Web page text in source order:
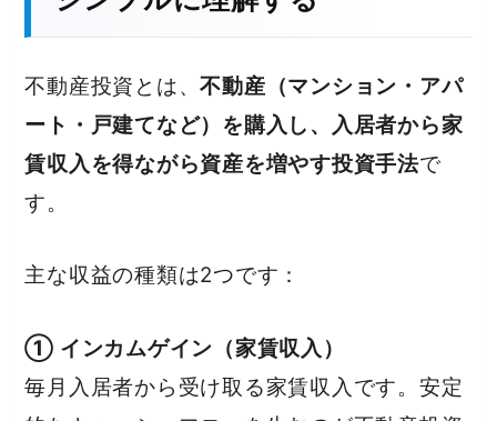
不動産投資とは、不動産（マンション・アパ
ート・戸建てなど）を購入し、入居者から家
賃収入を得ながら資産を増やす投資手法で
す。
主な収益の種類は2つです：
① インカムゲイン（家賃収入）
毎月入居者から受け取る家賃収入です。安定